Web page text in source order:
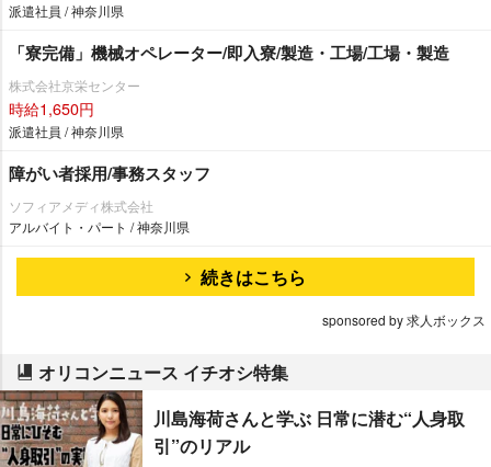
派遣社員 / 神奈川県
「寮完備」機械オペレーター/即入寮/製造・工場/工場・製造
株式会社京栄センター
時給1,650円
派遣社員 / 神奈川県
障がい者採用/事務スタッフ
ソフィアメディ株式会社
アルバイト・パート / 神奈川県
続きはこちら
sponsored by 求人ボックス
オリコンニュース イチオシ特集
川島海荷さんと学ぶ 日常に潜む“人身取
引”のリアル